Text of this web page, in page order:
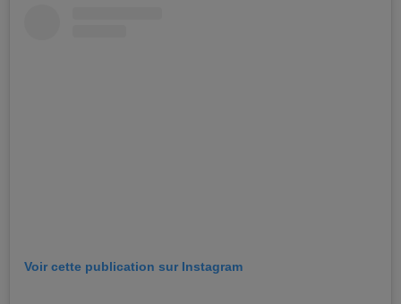
Voir cette publication sur Instagram